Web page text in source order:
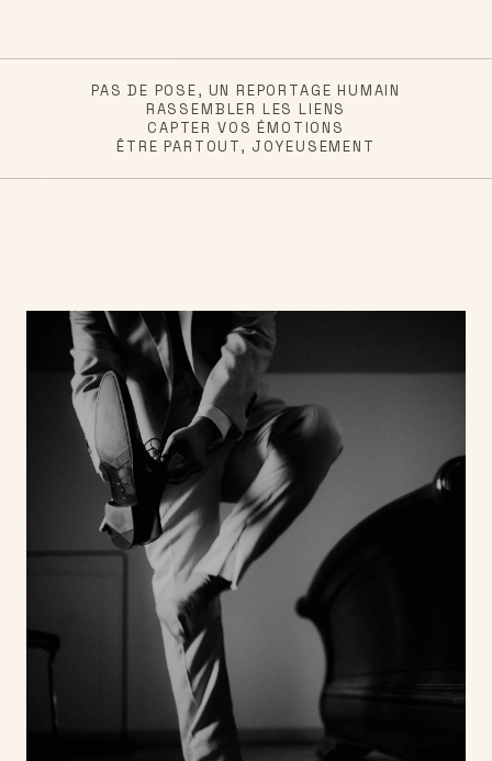
PAS DE POSE, UN REPORTAGE HUMAIN
RASSEMBLER LES LIENS
CAPTER VOS ÉMOTIONS
ÊTRE PARTOUT, JOYEUSEMENT